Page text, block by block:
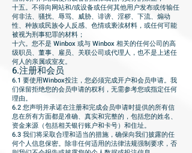
十五。不得向网站和/或设备或任何其他用户发布或传输任
何非法、骚扰、辱骂、威胁、诽谤、淫秽、下流、煽动
性、种族或民族令人反感、色情或亵渎材料，或任何可能
被视为刑事犯罪的材料；
十六。您不是 Winbox 或与 Winbox 相关的任何公司的高
级职员、董事、雇员、关联公司或代理人，也不是上述任
何人的亲属或室友。
6.注册和会员
6.1 要使用Winbox投注，您必须完成开户和会员申请。我
们保留拒绝您的会员申请的权利，无需参考您或指定任何
理由。
6.2 您声明并承诺在注册和完成会员申请时提供的所有信
息在所有方面都是准确、真实和完整的，包括您的姓名、
资金来源（包括相关银行账户和卡号）和住址。
6.3 我们将采取合理和适当的措施，确保向我们披露的任
何个人信息保密。除非任何适用的法律法规强制要求，否